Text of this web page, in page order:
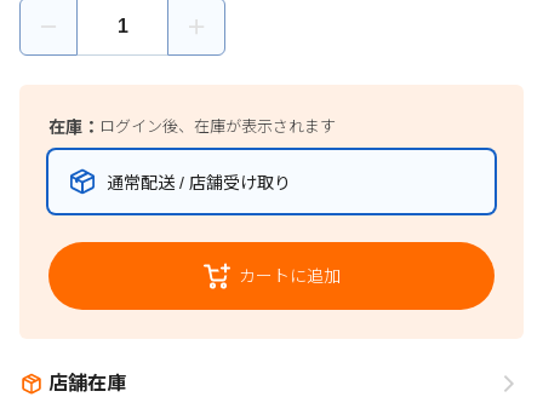
在庫： ログイン後、在庫が表示されます
通常配送 / 店舗受け取り
カートに追加
店舗在庫